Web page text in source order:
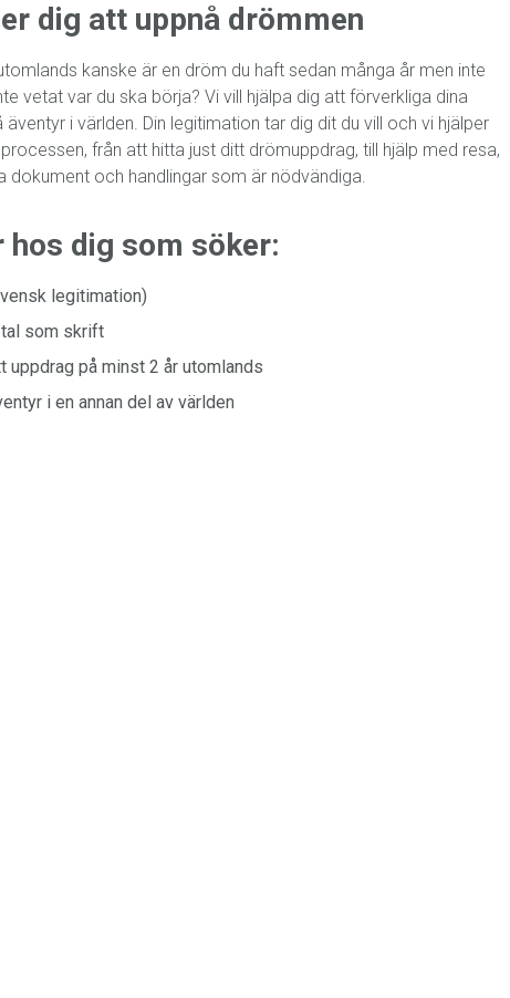
dig att uppnå drömmen
kanske är en dröm du haft sedan många år men inte
vetat var du ska börja? Vi vill hjälpa dig att förverkliga dina
i världen. Din legitimation tar dig dit du vill och vi hjälper
från att hitta just ditt drömuppdrag, till hjälp med resa,
dokument och handlingar som är nödvändiga.
dig som söker:
legitimation)
som skrift
uppdrag på minst 2 år utomlands
i en annan del av världen